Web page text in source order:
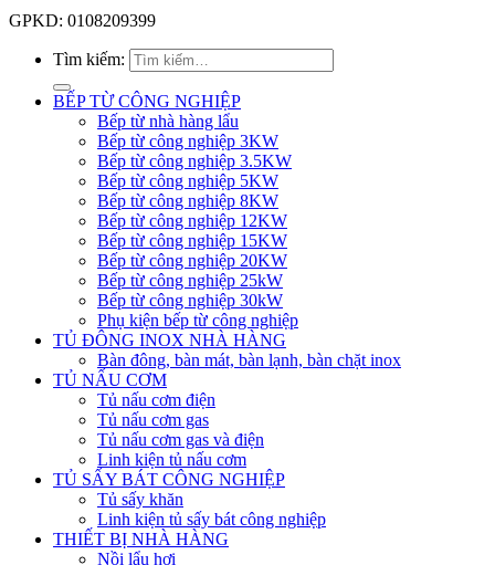
GPKD: 0108209399
Tìm kiếm:
BẾP TỪ CÔNG NGHIỆP
Bếp từ nhà hàng lẩu
Bếp từ công nghiệp 3KW
Bếp từ công nghiệp 3.5KW
Bếp từ công nghiệp 5KW
Bếp từ công nghiệp 8KW
Bếp từ công nghiệp 12KW
Bếp từ công nghiệp 15KW
Bếp từ công nghiệp 20KW
Bếp từ công nghiệp 25kW
Bếp từ công nghiệp 30kW
Phụ kiện bếp từ công nghiệp
TỦ ĐÔNG INOX NHÀ HÀNG
Bàn đông, bàn mát, bàn lạnh, bàn chặt inox
TỦ NẤU CƠM
Tủ nấu cơm điện
Tủ nấu cơm gas
Tủ nấu cơm gas và điện
Linh kiện tủ nấu cơm
TỦ SẤY BÁT CÔNG NGHIỆP
Tủ sấy khăn
Linh kiện tủ sấy bát công nghiệp
THIẾT BỊ NHÀ HÀNG
Nồi lẩu hơi